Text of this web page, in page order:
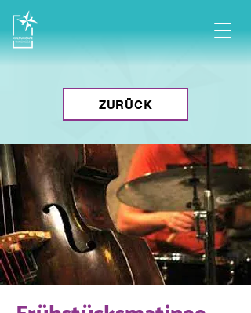
ZURÜCK